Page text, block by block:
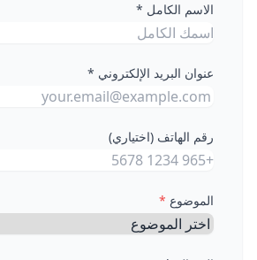
الاسم الكامل *
عنوان البريد الإلكتروني *
رقم الهاتف (اختياري)
الموضوع *